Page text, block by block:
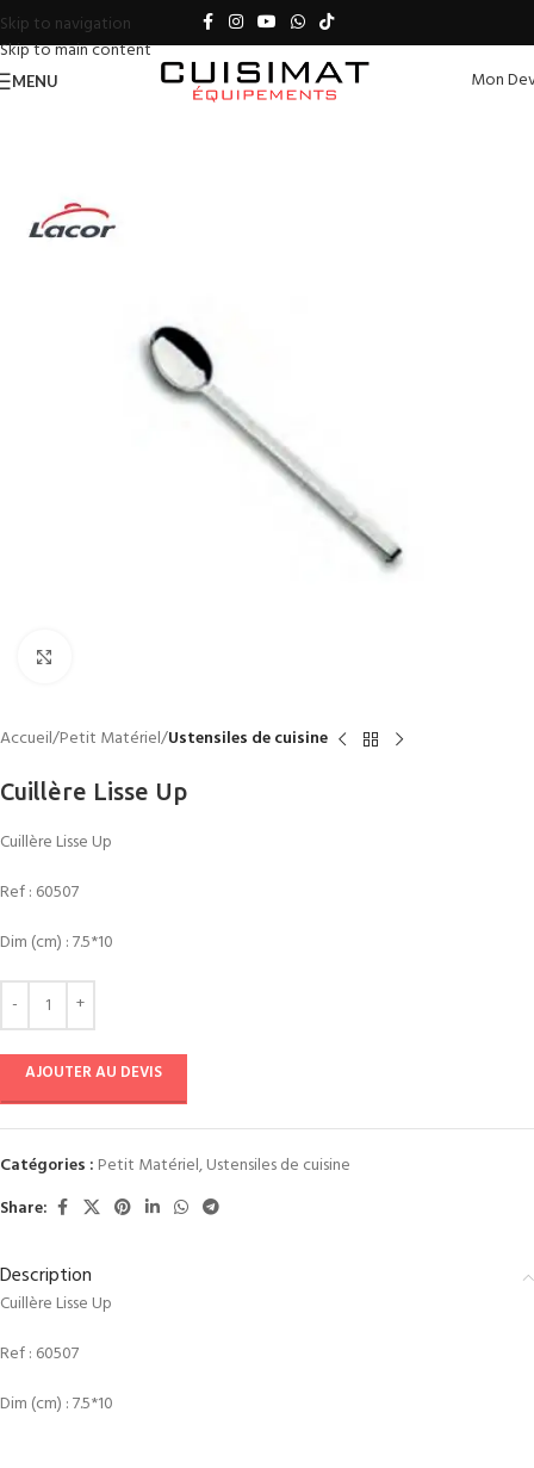
Skip to navigation
Skip to main content
MENU Mon
Accueil Petit Matériel Ustensiles de cuisine
Cuillère Lisse Up
Cuillère Lisse Up
Ref : 60507
Dim (cm) : 7.5*10
AJOUTER AU DEVIS
Catégories : Petit Matériel,Ustensiles de cuisine
Share:
Description
Cuillère Lisse Up
Ref : 60507
Dim (cm) : 7.5*10